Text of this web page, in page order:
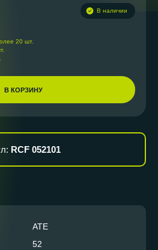
В наличии
20 шт.
В КОРЗИНУ
RCF 052101
ATE
52